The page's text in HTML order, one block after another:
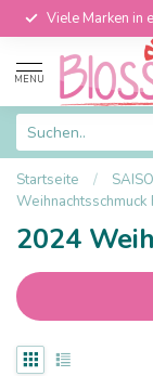
Viele Marken in
MENU
Startseite /
Weihnachtsschmuck
2024